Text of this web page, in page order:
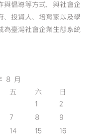
與倡導等方式，與社會企
、投資人、培育家以及學
為臺灣社會企業生態系統
8 月
五 六 日
1
2
7 8
9
14 15
16